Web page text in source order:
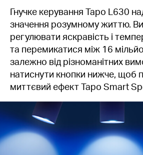
Гнучке керування Tapo L630
значення розумному життю.
регулювати яскравість і
та перемикатися між 16
залежно від різноманітних
натиснути кнопки нижче, щоб
миттєвий ефект Tapo Smart